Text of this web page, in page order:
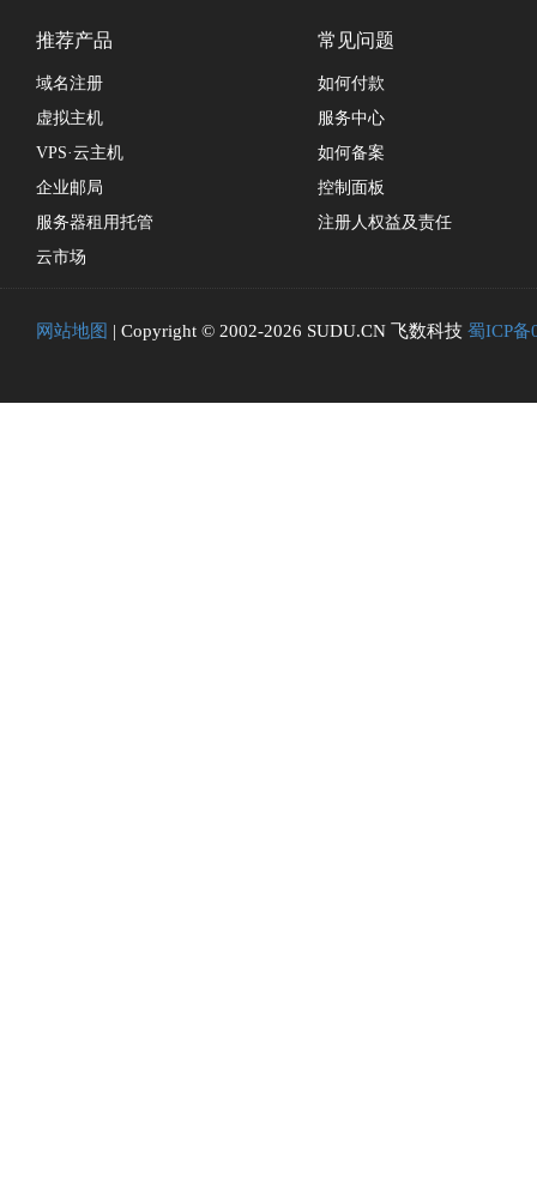
推荐产品
域名注册
虚拟主机
VPS·云主机
企业邮局
服务器租用托管
云市场
常见问题
如何付款
服务中心
如何备案
控制面板
注册人权益及责任
网站地图 | Copyright © 2002-2026 SUDU.CN 飞数科技 蜀ICP备